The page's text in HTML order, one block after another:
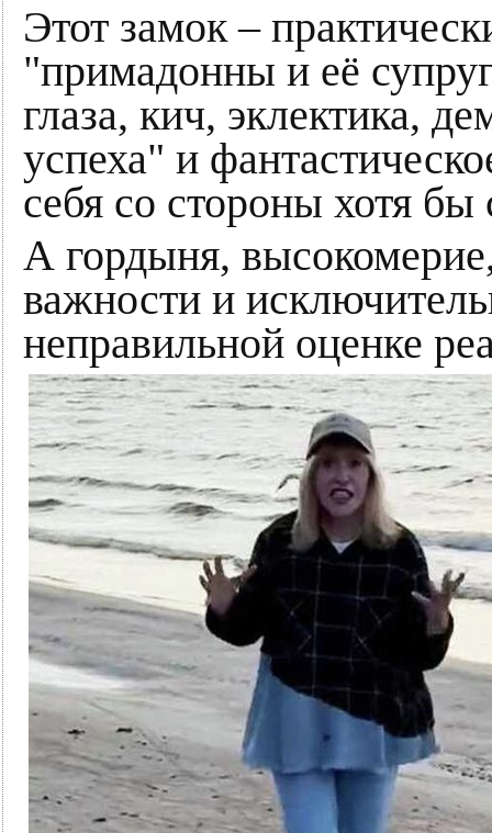
Этот замок –
"примадонны и её
глаза, кич, эклектика,
успеха" и
себя со стороны хотя
А гордыня,
важности и
неправильной оценке